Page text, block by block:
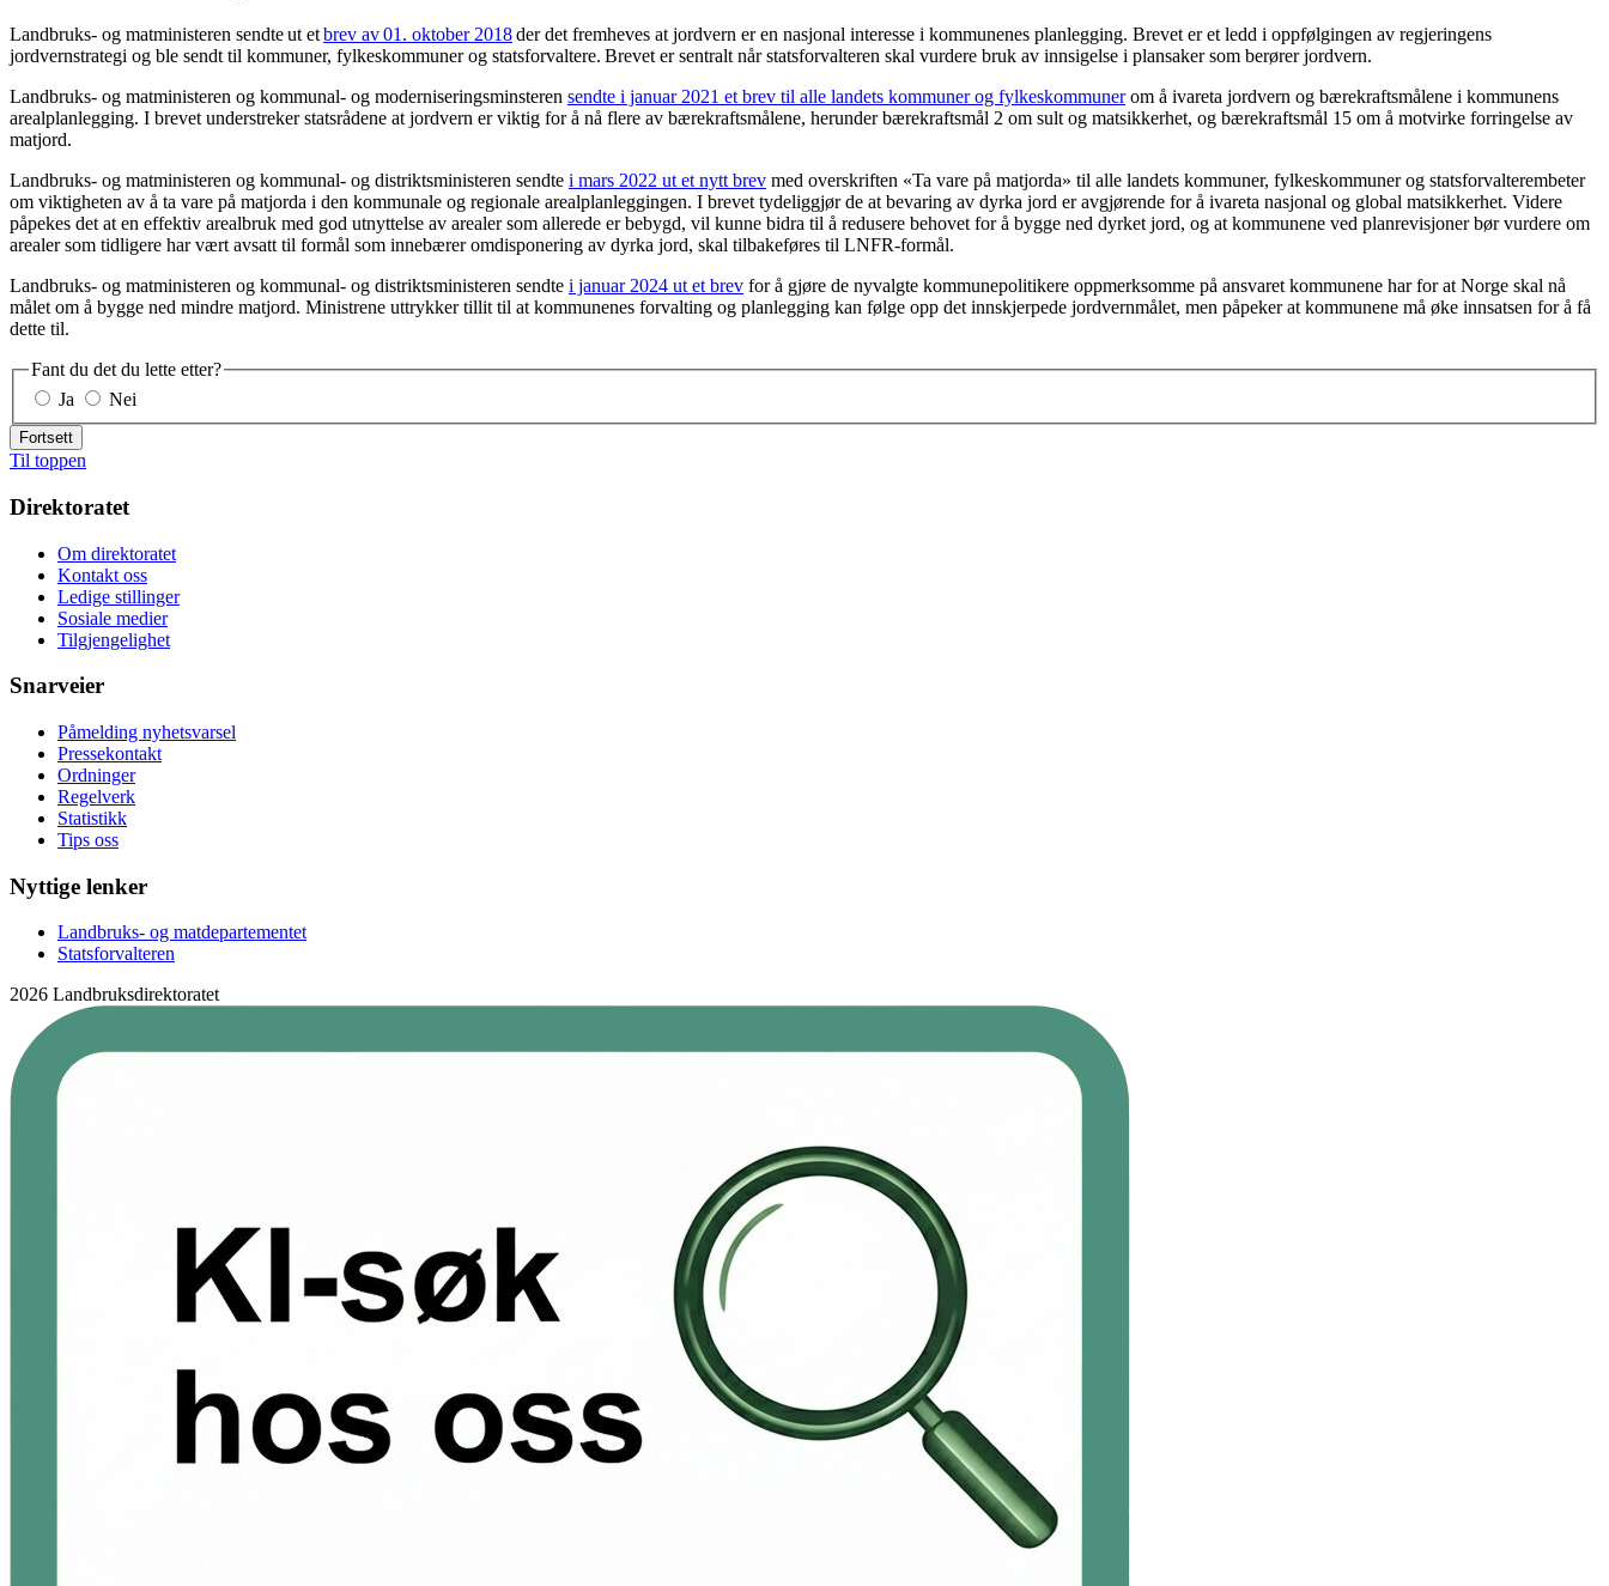
Landbruks- og matministeren sendte ut etbrev av 01. oktober 2018der det fremheves at jordvern er en nasjonal interesse i kommunenes planlegging. Brevet er et ledd i oppfølgingen av regjeringens
jordvernstrategi og ble sendt til kommuner, fylkeskommuner og statsforvaltere. Brevet er sentralt når statsforvalteren skal vurdere bruk av innsigelse i plansaker som berører jordvern.
Landbruks- og matministeren og kommunal- og moderniseringsminsteren sendte i januar 2021 et brev til alle landets kommuner og fylkeskommunerom å ivareta jordvern og bærekraftsmålene i kommunens
arealplanlegging. I brevet understreker statsrådene at jordvern er viktig for å nå flere av bærekraftsmålene, herunder bærekraftsmål 2 om sult og matsikkerhet, og bærekraftsmål 15 om å motvirke forringelse av
matjord.
Landbruks- og matministeren og kommunal- og distriktsministeren sendte i mars 2022 ut et nytt brev med overskriften «Ta vare på matjorda» til alle landets kommuner, fylkeskommuner og statsforvalterembeter
om viktigheten av å ta vare på matjorda i den kommunale og regionale arealplanleggingen. I brevet tydeliggjør de at bevaring av dyrka jord er avgjørende for å ivareta nasjonal og global matsikkerhet. Videre
påpekes det at en effektiv arealbruk med god utnyttelse av arealer som allerede er bebygd, vil kunne bidra til å redusere behovet for å bygge ned dyrket jord, og at kommunene ved planrevisjoner bør vurdere om
arealer som tidligere har vært avsatt til formål som innebærer omdisponering av dyrka jord, skal tilbakeføres til LNFR-formål.
Landbruks- og matministeren og kommunal- og distriktsministeren sendte i januar 2024 ut et brev for å gjøre de nyvalgte kommunepolitikere oppmerksomme på ansvaret kommunene har for at Norge skal nå
målet om å bygge ned mindre matjord. Ministrene uttrykker tillit til at kommunenes forvalting og planlegging kan følge opp det innskjerpede jordvernmålet, men påpeker at kommunene må øke innsatsen for å få
dette til.
Fant du det du lette etter?
Ja
Nei
Fortsett
Til toppen
Direktoratet
Om direktoratet
Kontakt oss
Ledige stillinger
Sosiale medier
Tilgjengelighet
Snarveier
Påmelding nyhetsvarsel
Pressekontakt
Ordninger
Regelverk
Statistikk
Tips oss
Nyttige lenker
Landbruks- og matdepartementet
Statsforvalteren
2026 Landbruksdirektoratet